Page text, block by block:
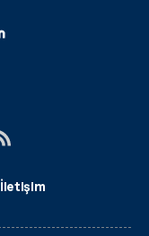
İletişim